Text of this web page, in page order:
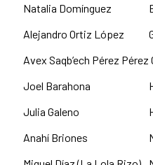
Natalia Domínguez
Alejandro Ortiz López
Avex Saqb’ech Pérez Pérez
Joel Barahona
Julia Galeno
Anahí Briones